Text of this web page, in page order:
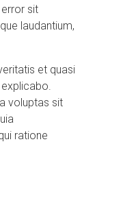
sit
laudantium,
et quasi
voluptas sit
ratione